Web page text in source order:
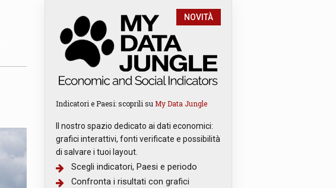
NOVITÀ
Indicatori e Paesi: scoprili su My Data Jungle
Il nostro spazio dedicato ai dati economici:
grafici interattivi, fonti verificate e possibilità
di salvare i tuoi layout.
Scegli indicatori, Paesi e periodo
Confronta i risultati con grafici